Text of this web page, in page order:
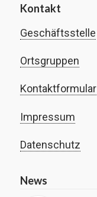
Kontakt
Geschäftsstelle
Ortsgruppen
Kontaktformular
Impressum
Datenschutz
News